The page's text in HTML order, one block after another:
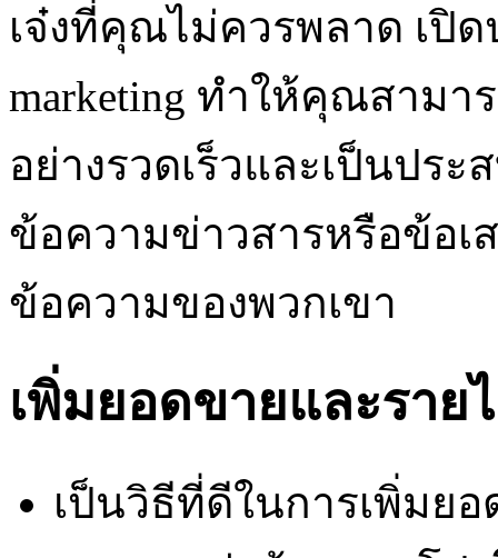
เจ๋งที่คุณไม่ควรพลาด เปิ
marketing ทำให้คุณสาม
อย่างรวดเร็วและเป็นปร
ข้อความข่าวสารหรือข้อเ
ข้อความของพวกเขา
เพิ่มยอดขายและราย
เป็นวิธีที่ดีในการเพิ่มย